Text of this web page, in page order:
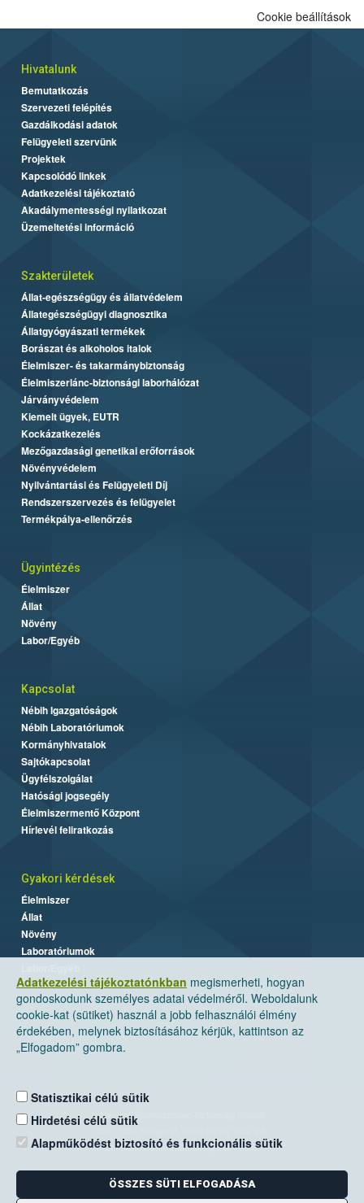
Adatkezelési tájékoztatónkban megismerheti, hogyan
gondoskodunk személyes adatai védelméről. Weboldalunk
cookie-kat (sütiket) használ a jobb felhasználói élmény
érdekében, melynek biztosításához kérjük, kattintson az
„Elfogadom” gombra.
Statisztikai célú sütik
Hirdetési célú sütik
Alapműködést biztosító és funkcionális sütik
ÖSSZES SÜTI ELFOGADÁSA
Cookie beállítások
Hivatalunk
Bemutatkozás
Szervezeti felépítés
Gazdálkodási adatok
Felügyeleti szervünk
Projektek
Kapcsolódó linkek
Adatkezelési tájékoztató
Akadálymentességi nyilatkozat
Üzemeltetési információ
Szakterületek
Állat-egészségügy és állatvédelem
Állategészségügyi diagnosztika
Állatgyógyászati termékek
Borászat és alkoholos italok
Élelmiszer- és takarmánybiztonság
Élelmiszerlánc-biztonsági laborhálózat
Járványvédelem
Kiemelt ügyek, EUTR
Kockázatkezelés
Mezőgazdasági genetikai erőforrások
Növényvédelem
Nyilvántartási és Felügyeleti Díj
Rendszerszervezés és felügyelet
Termékpálya-ellenőrzés
Ügyintézés
Élelmiszer
Állat
Növény
Labor/Egyéb
Kapcsolat
Nébih Igazgatóságok
Nébih Laboratóriumok
Kormányhivatalok
Sajtókapcsolat
Ügyfélszolgálat
Hatósági jogsegély
Élelmiszermentő Központ
Hírlevél feliratkozás
Gyakori kérdések
Élelmiszer
Állat
Növény
Laboratóriumok
Nemzeti Élelmiszerlánc-biztonsági Hivatal
Levelezési cím: 1525 Budapest. Pf. 30.
E-mail:ugyfelszolgalat@nebih.gov.hu